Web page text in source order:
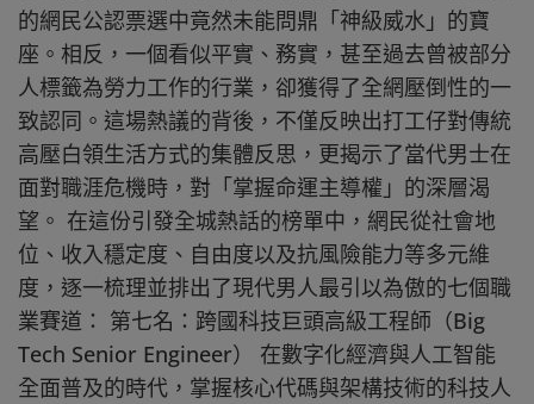
的網民公認票選中竟然未能問鼎「神級威水」的寶
座。相反，一個看似平實、務實，甚至過去曾被部分
人標籤為勞力工作的行業，卻獲得了全網壓倒性的一
致認同。這場熱議的背後，不僅反映出打工仔對傳統
高壓白領生活方式的集體反思，更揭示了當代男士在
面對職涯危機時，對「掌握命運主導權」的深層渴
望。 在這份引發全城熱話的榜單中，網民從社會地
位、收入穩定度、自由度以及抗風險能力等多元維
度，逐一梳理並排出了現代男人最引以為傲的七個職
業賽道： 第七名：跨國科技巨頭高級工程師（Big
Tech Senior Engineer） 在數字化經濟與人工智能
全面普及的時代，掌握核心代碼與架構技術的科技人